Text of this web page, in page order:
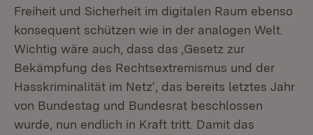
Freiheit und Sicherheit im digitalen Raum ebenso
konsequent schützen wie in der analogen Welt.
Wichtig wäre auch, dass das ‚Gesetz zur
Bekämpfung des Rechtsextremismus und der
Hasskriminalität im Netz‘, das bereits letztes Jahr
von Bundestag und Bundesrat beschlossen
wurde, nun endlich in Kraft tritt. Damit das